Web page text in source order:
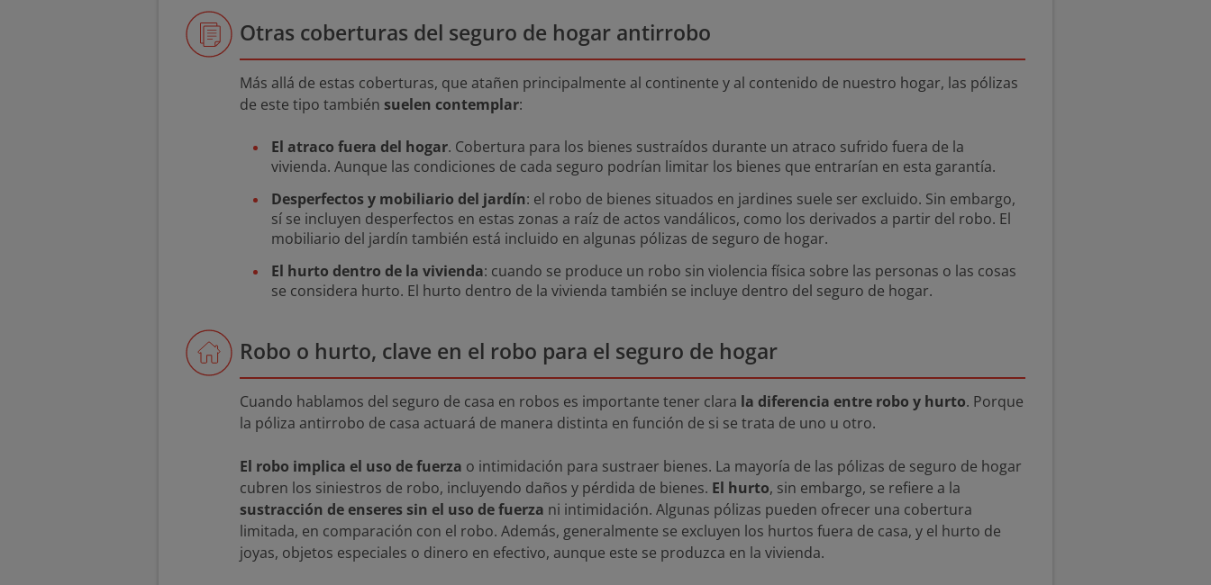
Otras coberturas del seguro de hogar antirrobo
Más allá de estas coberturas, que atañen principalmente al continente y al contenido de nuestro hogar, las pólizas
de este tipo también suelen contemplar:
El atraco fuera del hogar. Cobertura para los bienes sustraídos durante un atraco sufrido fuera de la
vivienda. Aunque las condiciones de cada seguro podrían limitar los bienes que entrarían en esta garantía.
Desperfectos y mobiliario del jardín: el robo de bienes situados en jardines suele ser excluido. Sin embargo,
sí se incluyen desperfectos en estas zonas a raíz de actos vandálicos, como los derivados a partir del robo. El
mobiliario del jardín también está incluido en algunas pólizas de seguro de hogar.
El hurto dentro de la vivienda: cuando se produce un robo sin violencia física sobre las personas o las cosas
se considera hurto. El hurto dentro de la vivienda también se incluye dentro del seguro de hogar.
Robo o hurto, clave en el robo para el seguro de hogar
Cuando hablamos del seguro de casa en robos es importante tener clara la diferencia entre robo y hurto. Porque
la póliza antirrobo de casa actuará de manera distinta en función de si se trata de uno u otro.
El robo implica el uso de fuerza o intimidación para sustraer bienes. La mayoría de las pólizas de seguro de hogar
cubren los siniestros de robo, incluyendo daños y pérdida de bienes. El hurto, sin embargo, se refiere a la
sustracción de enseres sin el uso de fuerza ni intimidación. Algunas pólizas pueden ofrecer una cobertura
limitada, en comparación con el robo. Además, generalmente se excluyen los hurtos fuera de casa, y el hurto de
joyas, objetos especiales o dinero en efectivo, aunque este se produzca en la vivienda.